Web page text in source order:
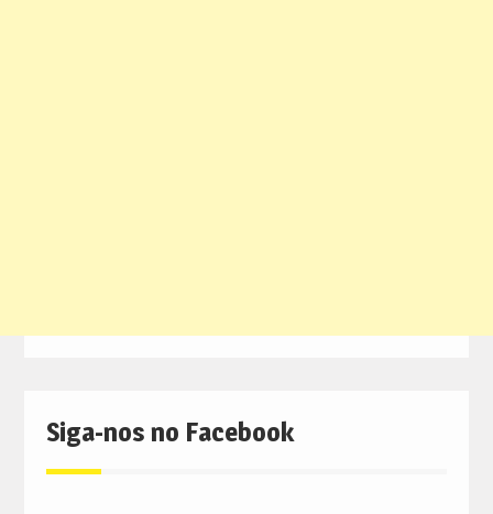
Siga-nos no Facebook